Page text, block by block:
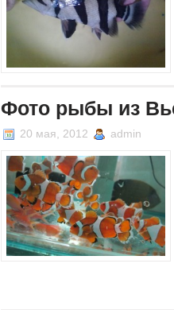
Фото рыбы из
20 мая, 2012 admin